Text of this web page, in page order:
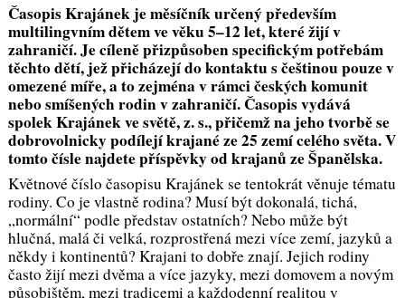
Časopis Krajánek je měsíčník určený především
multilingvním dětem ve věku 5–12 let, které žijí v
zahraničí. Je cíleně přizpůsoben specifickým potřebám
těchto dětí, jež přicházejí do kontaktu s češtinou pouze v
omezené míře, a to zejména v rámci českých komunit
nebo smíšených rodin v zahraničí. Časopis vydává
spolek Krajánek ve světě, z. s., přičemž na jeho tvorbě se
dobrovolnicky podílejí krajané ze 25 zemí celého světa.V
tomto čísle najdete příspěvky od krajanů ze Španělska.
Květnové číslo časopisu Krajánek se tentokrát věnuje tématu
rodiny. Co je vlastně rodina? Musí být dokonalá, tichá,
„normální“ podle představ ostatních? Nebo může být
hlučná, malá či velká, rozprostřená mezi více zemí, jazyků a
někdy i kontinentů? Krajani to dobře znají. Jejich rodiny
často žijí mezi dvěma a více jazyky, mezi domovem a novým
působištěm, mezi tradicemi a každodenní realitou v